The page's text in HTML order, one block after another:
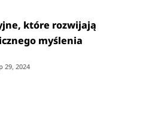
które rozwijają
myślenia
29, 2024